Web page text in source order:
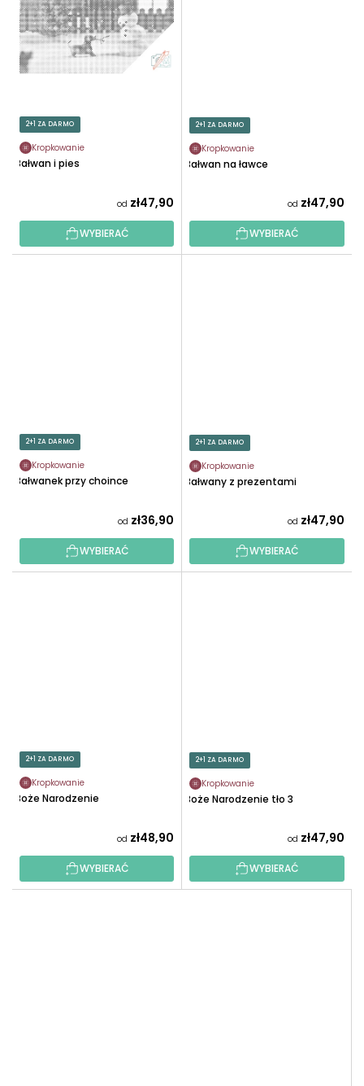
2+1 ZA DARMO
Kropkowanie
Bałwan i pies
od zł47,90
WYBIERAĆ
2+1 ZA DARMO
Kropkowanie
Bałwan na ławce
od zł47,90
WYBIERAĆ
2+1 ZA DARMO
Kropkowanie
Bałwanek przy choince
od zł36,90
WYBIERAĆ
2+1 ZA DARMO
Kropkowanie
Bałwany z prezentami
od zł47,90
WYBIERAĆ
2+1 ZA DARMO
Kropkowanie
Boże Narodzenie
od zł48,90
WYBIERAĆ
2+1 ZA DARMO
Kropkowanie
Boże Narodzenie tło 3
od zł47,90
WYBIERAĆ